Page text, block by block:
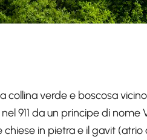
collina verde e boscosa
911 da un principe di nome
in pietra e il gavit